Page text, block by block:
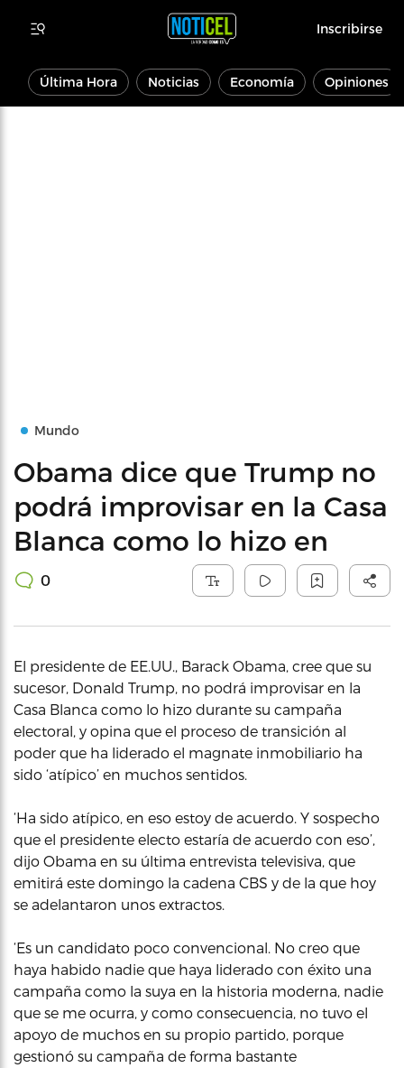
Inscribirse
Última Hora Noticias Economía Opiniones
Mundo
Obama dice que Trump no
podrá improvisar en la Casa
Blanca como lo hizo en
0
El presidente de EE.UU., Barack Obama, cree que su
sucesor, Donald Trump, no podrá improvisar en la
Casa Blanca como lo hizo durante su campaña
electoral, y opina que el proceso de transición al
poder que ha liderado el magnate inmobiliario ha
sido ‘atípico’ en muchos sentidos.
‘Ha sido atípico, en eso estoy de acuerdo. Y sospecho
que el presidente electo estaría de acuerdo con eso’,
dijo Obama en su última entrevista televisiva, que
emitirá este domingo la cadena CBS y de la que hoy
se adelantaron unos extractos.
‘Es un candidato poco convencional. No creo que
haya habido nadie que haya liderado con éxito una
campaña como la suya en la historia moderna, nadie
que se me ocurra, y como consecuencia, no tuvo el
apoyo de muchos en su propio partido, porque
gestionó su campaña de forma bastante